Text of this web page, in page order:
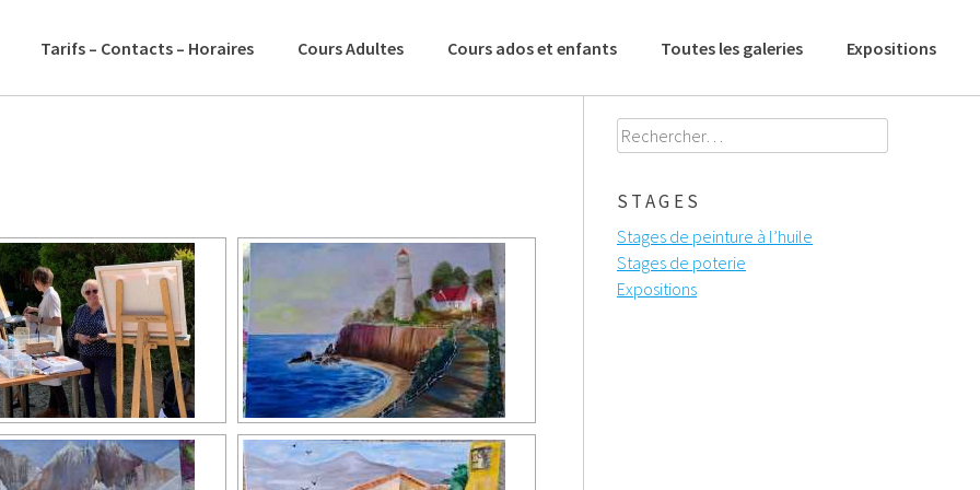
Tarifs – Contacts – Horaires Cours Adultes Cours ados et enfants Toutes les galeries Expositions
Rechercher :
STAGES
Stages de peinture à l’huile
Stages de poterie
Expositions